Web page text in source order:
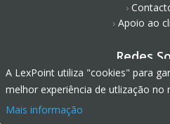
Apoio ao
Redes
A LexPoint utiliza "cookies" para
melhor experiência de utlização no
Mais informação